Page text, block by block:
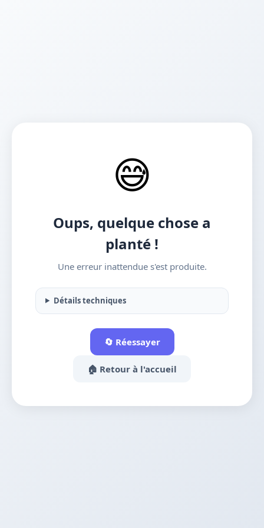
😅
Oups, quelque chose a
planté !
Une erreur inattendue s'est produite.
Détails techniques
🔄 Réessayer
🏠 Retour à l'accueil